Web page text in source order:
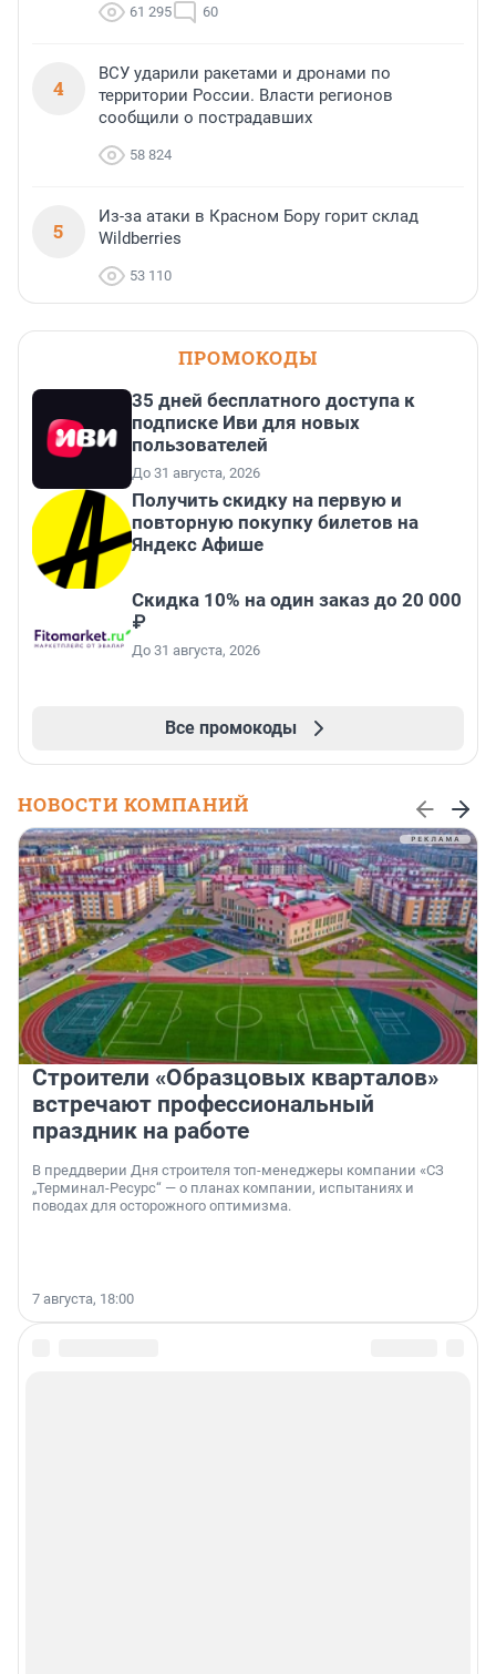
61 295 60
4
ВСУ ударили ракетами и дронами по
территории России. Власти регионов
сообщили о пострадавших
58 824
5
Из-за атаки в Красном Бору горит склад
Wildberries
53 110
ПРОМОКОДЫ
35 дней бесплатного доступа к
подписке Иви для новых
пользователей
До 31 августа, 2026
Получить скидку на первую и
повторную покупку билетов на
Яндекс Афише
Скидка 10% на один заказ до 20 000
₽
До 31 августа, 2026
Все промокоды
НОВОСТИ КОМПАНИЙ
Строители «Образцовых кварталов»
встречают профессиональный
праздник на работе
В преддверии Дня строителя топ-менеджеры компании «СЗ
„Терминал-Ресурс“ — о планах компании, испытаниях и
поводах для осторожного оптимизма.
7 августа, 18:00